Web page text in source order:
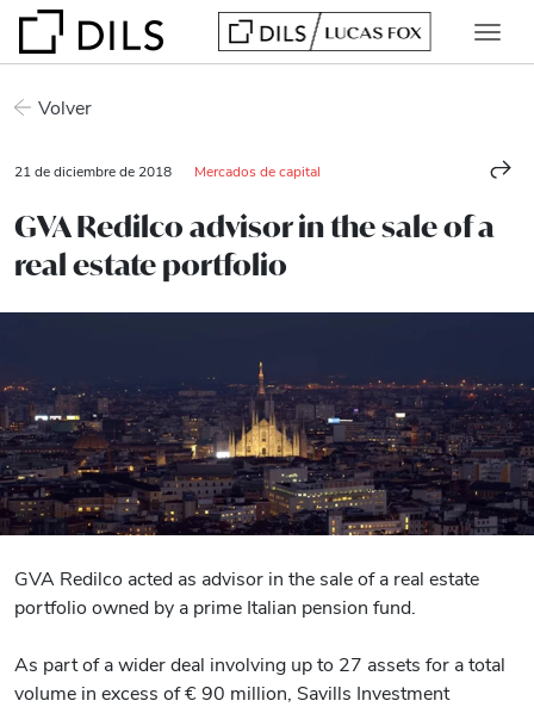
Volver
21 de diciembre de 2018 Mercados de capital
GVA Redilco advisor in the sale of a
real estate portfolio
GVA Redilco acted as advisor in the sale of a real estate
portfolio owned by a prime Italian pension fund.
As part of a wider deal involving up to 27 assets for a total
volume in excess of € 90 million, Savills Investment